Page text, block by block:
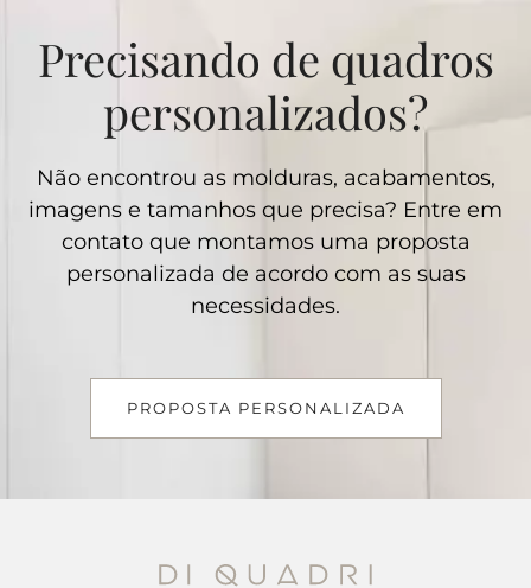
Precisando de quadros
personalizados?
Não encontrou as molduras, acabamentos,
imagens e tamanhos que precisa? Entre em
contato que montamos uma proposta
personalizada de acordo com as suas
necessidades.
PROPOSTA PERSONALIZADA